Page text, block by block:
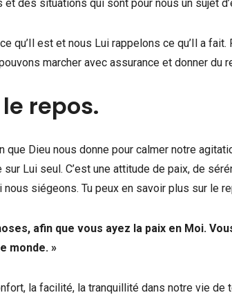
des situations qui sont pour nous un sujet
qu’Il est et nous Lui rappelons ce qu’Il a
marcher avec assurance et donner du
repos.
Dieu nous donne pour calmer notre
sur Lui seul. C’est une attitude de paix, de
siégeons. Tu peux en savoir plus sur le
afin que vous ayez la paix en Moi.
monde. »
la facilité, la tranquillité dans notre vie de